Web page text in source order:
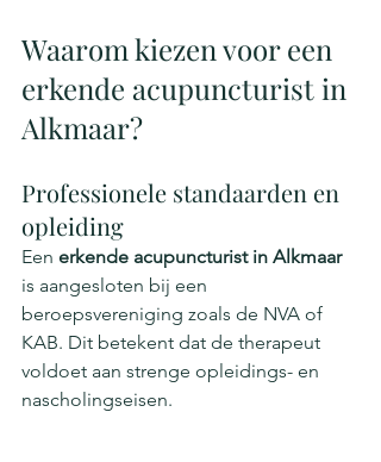
Waarom kiezen voor een
erkende acupuncturist in
Alkmaar?
Professionele standaarden en
opleiding
Een erkende acupuncturist in Alkmaar
is aangesloten bij een
beroepsvereniging zoals de NVA of
KAB. Dit betekent dat de therapeut
voldoet aan strenge opleidings- en
nascholingseisen.